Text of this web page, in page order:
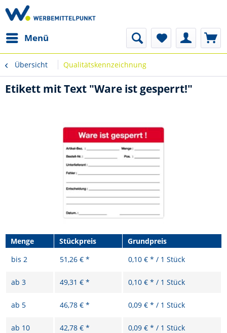
Menü
Übersicht Qualitätskennzeichnung
Etikett mit Text "Ware ist gesperrt!"
Menge Stückpreis
Grundpreis
bis 2 51,26 € * 0,10 € * / 1 Stück
ab 3 49,31 € * 0,10 € * / 1 Stück
ab 5 46,78 € * 0,09 € * / 1 Stück
ab 10 42,78 € * 0,09 € * / 1 Stück